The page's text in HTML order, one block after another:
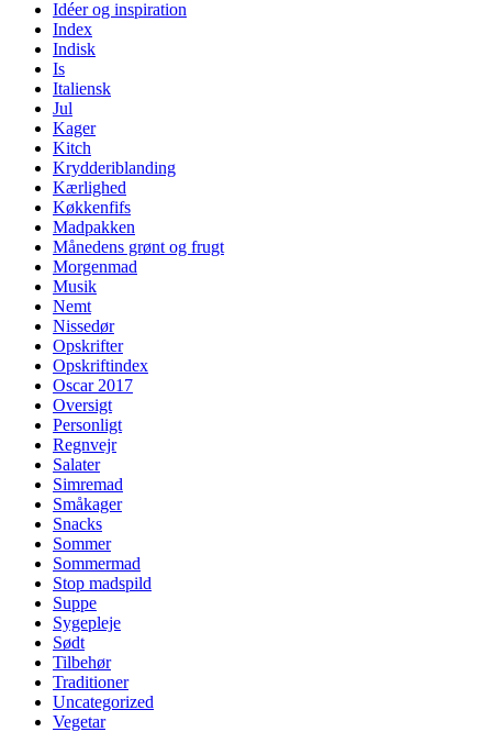
Idéer og inspiration
Index
Indisk
Is
Italiensk
Jul
Kager
Kitch
Krydderiblanding
Kærlighed
Køkkenfifs
Madpakken
Månedens grønt og frugt
Morgenmad
Musik
Nemt
Nissedør
Opskrifter
Opskriftindex
Oscar 2017
Oversigt
Personligt
Regnvejr
Salater
Simremad
Småkager
Snacks
Sommer
Sommermad
Stop madspild
Suppe
Sygepleje
Sødt
Tilbehør
Traditioner
Uncategorized
Vegetar